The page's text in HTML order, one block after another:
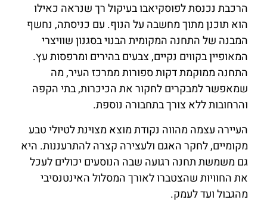
הרכבת נכנסת לפוסקיאבו בעיקול רך שנראה כאילו
הוא תוכנן מתוך מחשבה על הנוף. עם כניסתה, נחשף
המבנה של התחנה המקומית הבנוי בסגנון שוויצרי
המאופיין בקווים נקיים, צבעים בהירים ומרפסות עץ.
התחנה ממוקמת דקות ספורות ממרכז העיר, מה
שמאפשר למבקרים לחקור את הכיכרות, בתי הקפה
והרחובות ללא צורך בתחבורה נוספת.
העיירה עצמה מהווה נקודת מוצא מצוינת לטיולי טבע
מקומיים, לחקר האגם ולעצירה קצרה להתרעננות. היא
גם משמשת תחנה רגועה שבה הנוסעים יכולים לעכל
את החוויות שהצטברו לאורך המסלול האינטנסיבי
מהגבול ועד לעמק.